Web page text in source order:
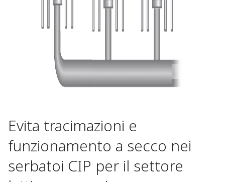
Evita tracimazioni e
funzionamento a secco nei
serbatoi CIP per il settore